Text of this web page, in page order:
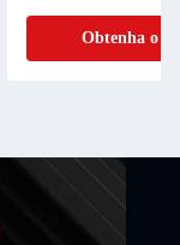
Obtenha o